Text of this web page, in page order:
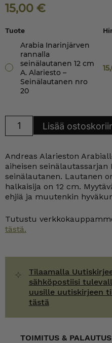
15,00 €
Tuote
Arabia Inarinjärven
rannalla
seinälautanen 12 cm
A. Alariesto –
Seinälautanen nro
20
Inarinjärven
cm
A.
määrä
Lisää
Andreas Alarieston
aiheisen
seinälautanen. Lautanen
halkaisija on 12 cm.
ehjiä ja muutenkin
Tutustu
tästä.
Tilaamalla
sähköpostiisi
uusille uutiskirjeen
tästä
TOIMITUS & PALAUTUS